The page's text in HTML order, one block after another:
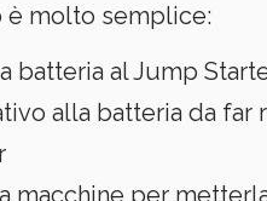
è molto semplice:
batteria al Jump
alla batteria da far
macchine per